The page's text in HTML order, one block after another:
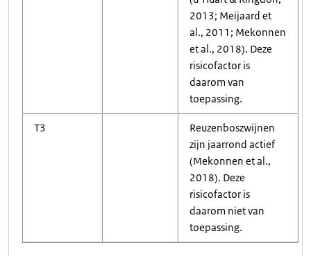
2013; Meijaard et
al., 2011; Mekonnen
et al., 2018). Deze
risicofactor is
daarom van
toepassing.
T3
Reuzenboszwijnen
zijn jaarrond actief
(Mekonnen et al.,
2018). Deze
risicofactor is
daarom niet van
toepassing.